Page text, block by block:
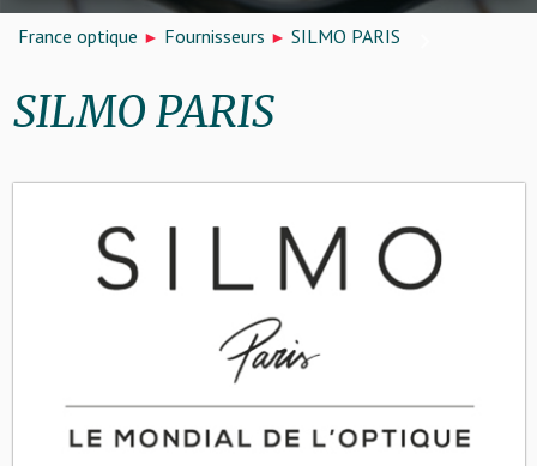
France optique Fournisseurs SILMO PARIS
SILMO PARIS